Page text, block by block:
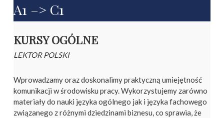
A1 –> C1
KURSY OGÓLNE
LEKTOR POLSKI
Wprowadzamy oraz doskonalimy praktyczną umiejętność
komunikacji w środowisku pracy. Wykorzystujemy zarówno
materiały do nauki języka ogólnego jak i języka fachowego
związanego z różnymi dziedzinami biznesu, co sprawia, że